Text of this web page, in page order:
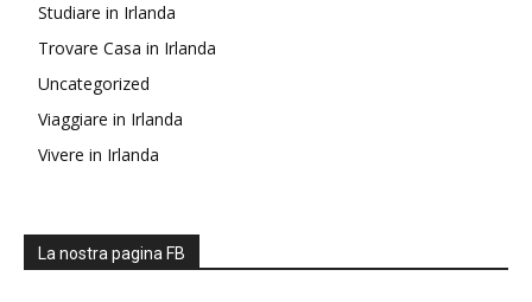
Studiare in Irlanda
Trovare Casa in Irlanda
Uncategorized
Viaggiare in Irlanda
Vivere in Irlanda
La nostra pagina FB